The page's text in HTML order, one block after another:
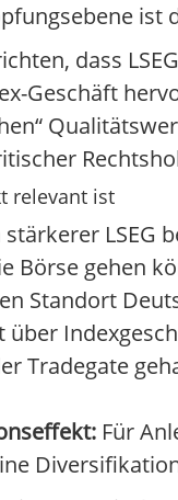
dass
Geschäft
relevant ist
stärkerer LSEG
Börse gehen
Standort
über
Tradegate
Für